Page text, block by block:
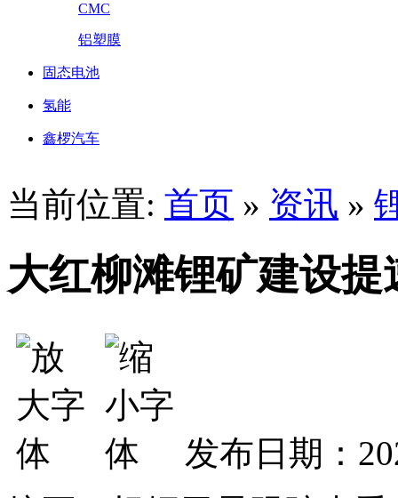
CMC
铝塑膜
固态电池
氢能
鑫椤汽车
当前位置: 首页 » 资讯 »
大红柳滩锂矿建设提
发布日期：